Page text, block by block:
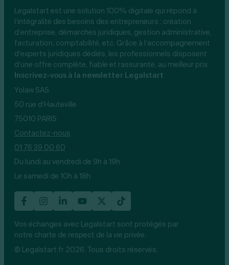
Legalstart est une solution 100% digitale qui répond à
l’intégralité des besoins des entrepreneurs : création
d’entreprise, démarches juridiques, gestion administrative,
facturation, comptabilité, etc. Grâce à l’accompagnement
d’experts juridiques dédiés, les professionnels disposent
d’une offre complète, fiable et rassurante, au meilleur prix.
Inscrivez-vous à la newsletter Legalstart
Yolaw SAS
50 rue d’Hauteville
75010 PARIS
Contactez-nous
01 76 39 00 60
Du lundi au vendredi de 9h à 19h
Le samedi de 10h à 18h
Vos échanges avec Legalstart sont protégés par
notre charte de respect de la vie privée.
© Legalstart.fr 2026. Tous droits réservés.